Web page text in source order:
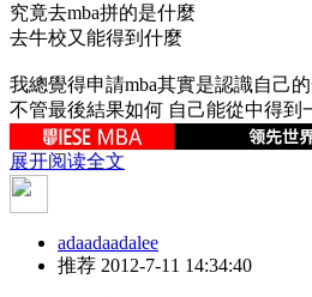
究竟去mba拼的是什麼
去牛校又能得到什麼
我總覺得申請mba其實是認識自己
不管最後結果如何 自己能從中得到
展开阅读全文
adaadaadalee
推荐 2012-7-11 14:34:40